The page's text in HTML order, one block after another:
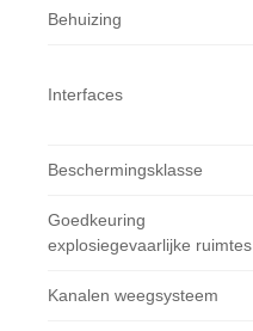
Behuizing
Interfaces
Beschermingsklasse
Goedkeuring
explosiegevaarlijke ruimtes
Kanalen weegsysteem